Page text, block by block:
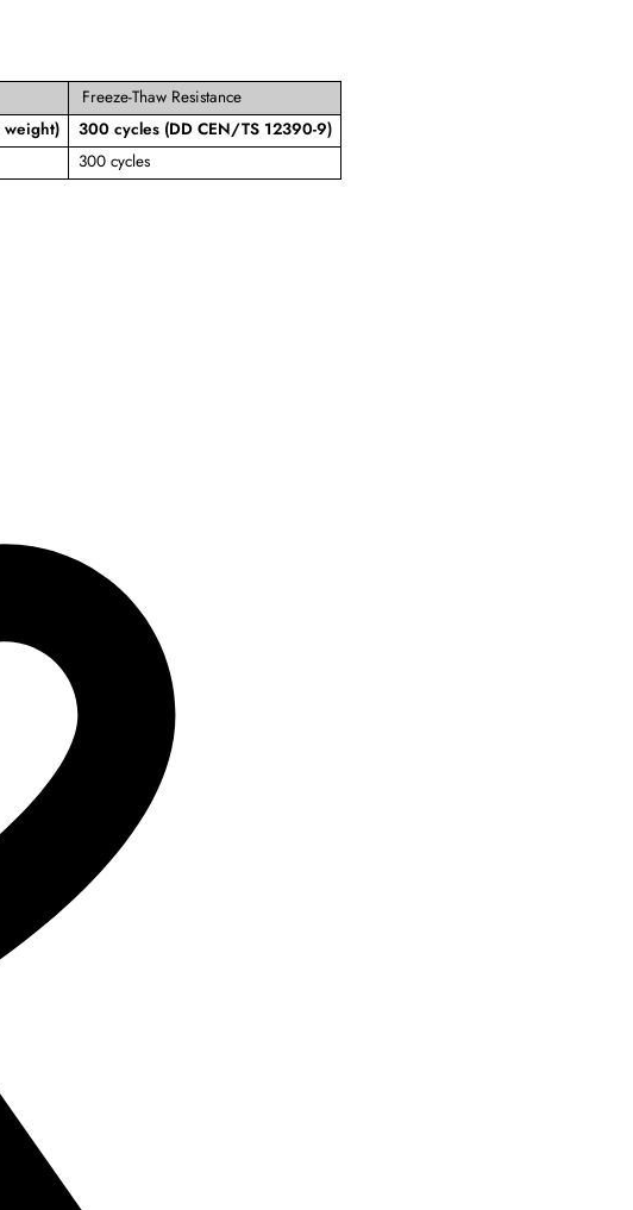
Freeze-Thaw Resistance
weight)
300 cycles (DD CEN/TS 12390-9)
300 cycles